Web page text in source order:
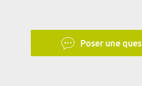
Poser une